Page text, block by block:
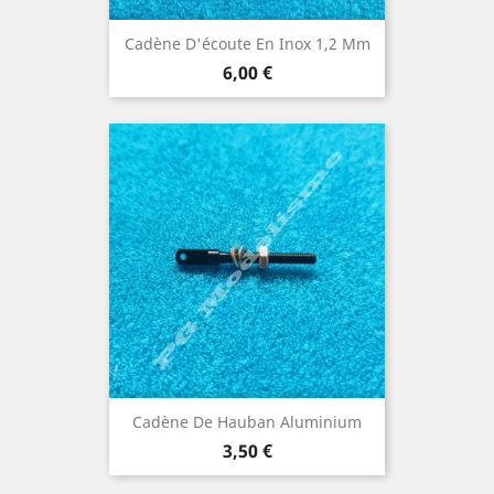
Cadène D'écoute En Inox 1,2 Mm
Prix
6,00 €
Cadène De Hauban Aluminium
Prix
3,50 €